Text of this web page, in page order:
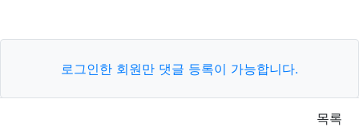
로그인한 회원만 댓글 등록이 가능합니다.
목록